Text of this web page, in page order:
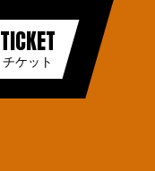
TICKET
チケット